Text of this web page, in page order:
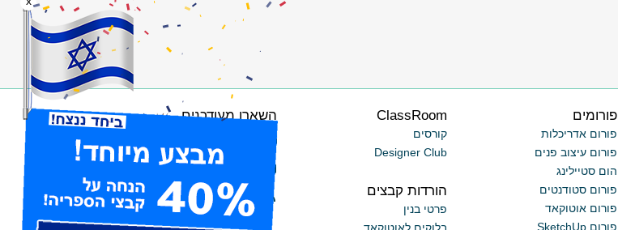
השארו מעודכנים
עיקבו אחרינו בפייסבוק
הרשמו לערוצי RSS
ClassRoom
קורסים
Designer Club
הורדות קבצים
פרטי בנין
בלוקים לאוטוקאד
פורומים
פורום אדריכלות
פורום עיצוב פנים
הום סטיילינג
פורום סטודנטים
פורום אוטוקאד
פורום SketchUp